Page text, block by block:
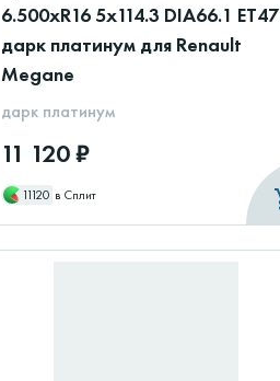
6.500xR16 5x114.3 DIA66.1 ET47
дарк платинум для Renault
Megane
дарк платинум
11 120 ₽
11120 в Сплит